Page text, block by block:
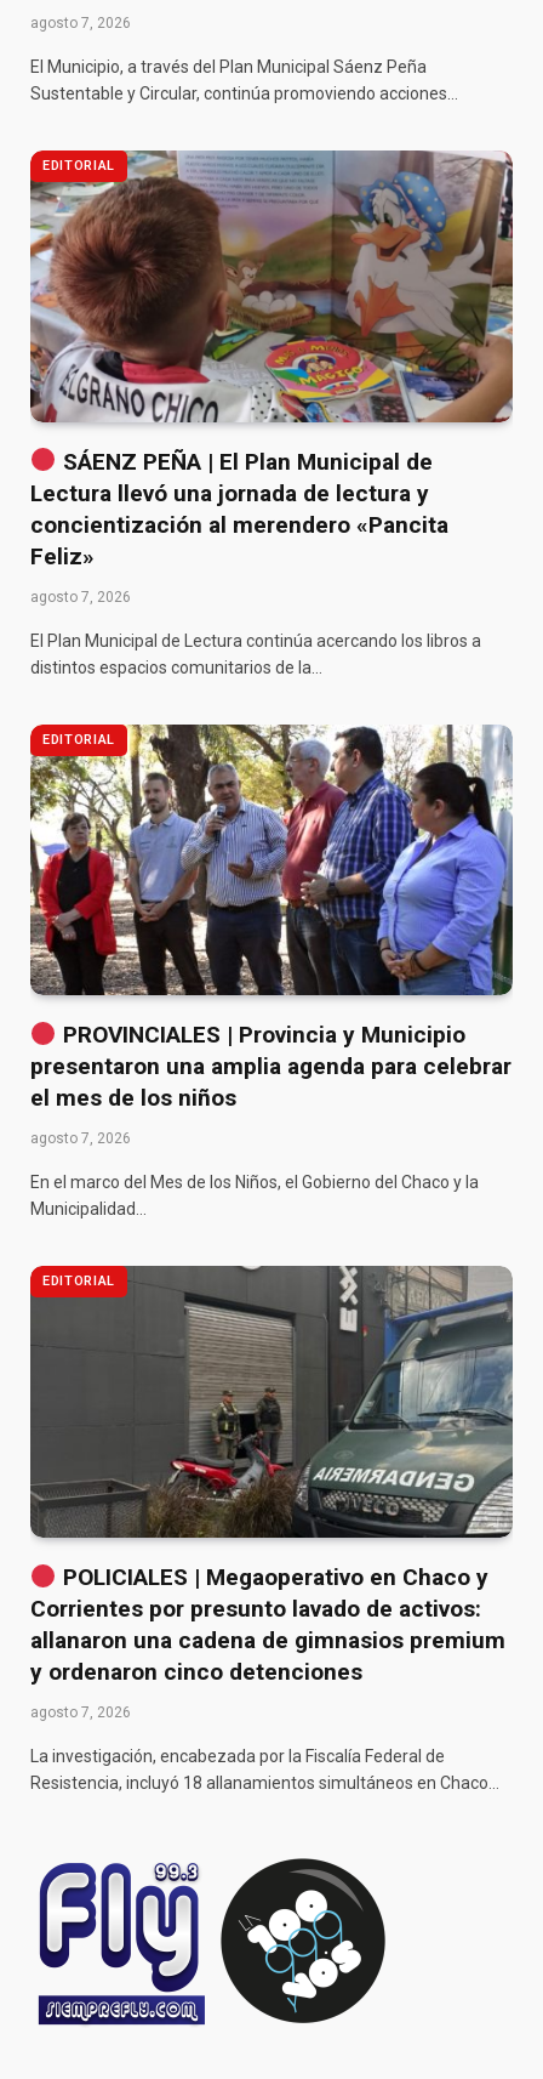
agosto 7, 2026
El Municipio, a través del Plan Municipal Sáenz Peña
Sustentable y Circular, continúa promoviendo acciones…
EDITORIAL
SÁENZ PEÑA | El Plan Municipal de
Lectura llevó una jornada de lectura y
concientización al merendero «Pancita
Feliz»
agosto 7, 2026
El Plan Municipal de Lectura continúa acercando los libros a
distintos espacios comunitarios de la…
EDITORIAL
PROVINCIALES | Provincia y Municipio
presentaron una amplia agenda para celebrar
el mes de los niños
agosto 7, 2026
En el marco del Mes de los Niños, el Gobierno del Chaco y la
Municipalidad…
EDITORIAL
POLICIALES | Megaoperativo en Chaco y
Corrientes por presunto lavado de activos:
allanaron una cadena de gimnasios premium
y ordenaron cinco detenciones
agosto 7, 2026
La investigación, encabezada por la Fiscalía Federal de
Resistencia, incluyó 18 allanamientos simultáneos en Chaco…